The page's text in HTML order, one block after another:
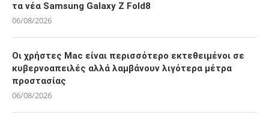
τα νέα Samsung Galaxy Z Fold8
06/08/2026
Οι χρήστες Mac είναι περισσότερο εκτεθειμένοι σε
κυβερνοαπειλές αλλά λαμβάνουν λιγότερα μέτρα
προστασίας
06/08/2026